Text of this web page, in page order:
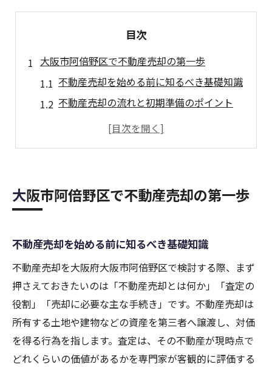
目次
大阪市阿倍野区で不動産売却の第一歩
不動産売却を始める前に知るべき基礎知識
不動産売却の流れと初期準備のポイント
阿倍野区で失敗しない不動産売却の進め方
査定額の違いが生む売却戦略のポイント
不動産売却査定額が分かれる理由を解説
査定額の違いがもたらす売却成功の秘訣
不動産売却で査定額を比較する重要性
複数査定で見抜く最適な不動産売却方法
相場を知りたいなら不動産売却の基本確認を
不動産売却相場を知るための基本ステップ
市況を理解して不動産売却の判断を磨く
大阪市阿倍野区で不動産売却の第一歩
不動産売却を始める前に知るべき基礎知識
不動産売却を大阪府大阪市阿倍野区で検討する際、まず
押さえておきたいのは「不動産売却とは何か」「査定の
役割」「売却に必要な主な手続き」です。不動産売却は
所有する土地や建物などの資産を第三者へ譲渡し、対価
を得る行為を指します。査定は、その不動産が現時点で
どれくらいの価値があるかを専門家が客観的に評価する